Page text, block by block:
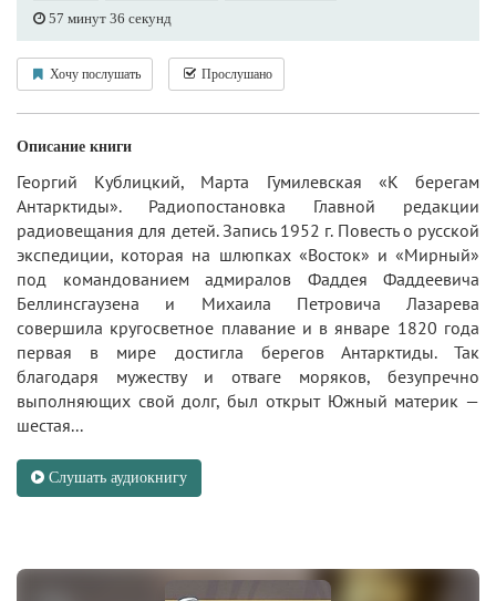
57 минут 36 секунд
Хочу послушать Прослушано
Описание книги
Георгий Кублицкий, Марта Гумилевская «К берегам
Антарктиды». Радиопостановка Главной редакции
радиовещания для детей. Запись 1952 г. Повесть о русской
экспедиции, которая на шлюпках «Восток» и «Мирный»
под командованием адмиралов Фаддея Фаддеевича
Беллинсгаузена и Михаила Петровича Лазарева
совершила кругосветное плавание и в январе 1820 года
первая в мире достигла берегов Антарктиды. Так
благодаря мужеству и отваге моряков, безупречно
выполняющих свой долг, был открыт Южный материк —
шестая...
Слушать аудиокнигу